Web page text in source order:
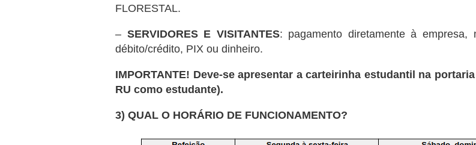
FLORESTAL.
– SERVIDORES E VISITANTES: pagamento diretamente à
débito/crédito, PIX ou dinheiro.
IMPORTANTE! Deve-se apresentar a carteirinha estudantil na
RU como estudante).
3) QUAL O HORÁRIO DE FUNCIONAMENTO?